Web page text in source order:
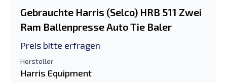
Gebrauchte Harris (Selco) HRB 511 Zwei
Ram Ballenpresse Auto Tie Baler
Preis bitte erfragen
Hersteller
Harris Equipment